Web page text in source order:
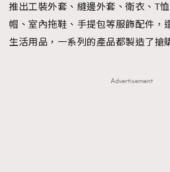
推出工裝外套、縫邊外套、衛衣、T
帽、室內拖鞋、手提包等服飾配件，
生活用品，一系列的產品都製造了搶
Advertisement